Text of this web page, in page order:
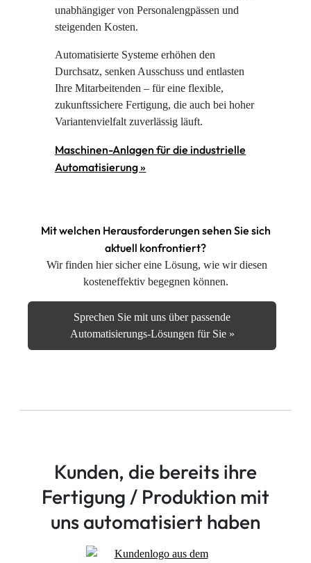
unabhängiger von Personalengpässen und
steigenden Kosten.
Automatisierte Systeme erhöhen den
Durchsatz, senken Ausschuss und entlasten
Ihre Mitarbeitenden – für eine flexible,
zukunftssichere Fertigung, die auch bei hoher
Variantenvielfalt zuverlässig läuft.
Maschinen-Anlagen für die industrielle
Automatisierung »
Mit welchen Herausforderungen sehen Sie sich
aktuell konfrontiert?
Wir finden hier sicher eine Lösung, wie wir diesen
kosteneffektiv begegnen können.
Sprechen Sie mit uns über passende
Automatisierungs-Lösungen für Sie »
Kunden, die bereits ihre
Fertigung / Produktion mit
uns automatisiert haben